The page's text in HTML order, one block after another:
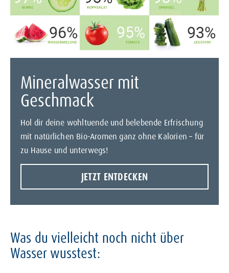
Mineralwasser mit
Geschmack
Hol dir deine wohltuende und belebende Erfrischung
mit natürlichen Bio-Aromen ganz ohne Kalorien – für
zu Hause und unterwegs!
JETZT ENTDECKEN
Was du vielleicht noch nicht über
Wasser wusstest: